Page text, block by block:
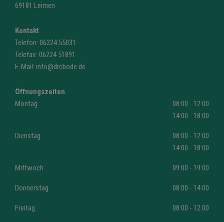
69181 Leimen
Kontakt
Telefon: 06224 55031
Telefax: 06224 51891
E-Mail: info@drcbode.de
Öffnungszeiten
Montag
08:00 - 12:00
14:00 - 18:00
Dienstag
08:00 - 12:00
14:00 - 18:00
Mittwoch 09:00 - 19:00
Donnerstag 08:00 - 14:00
Freitag 08:00 - 12:00